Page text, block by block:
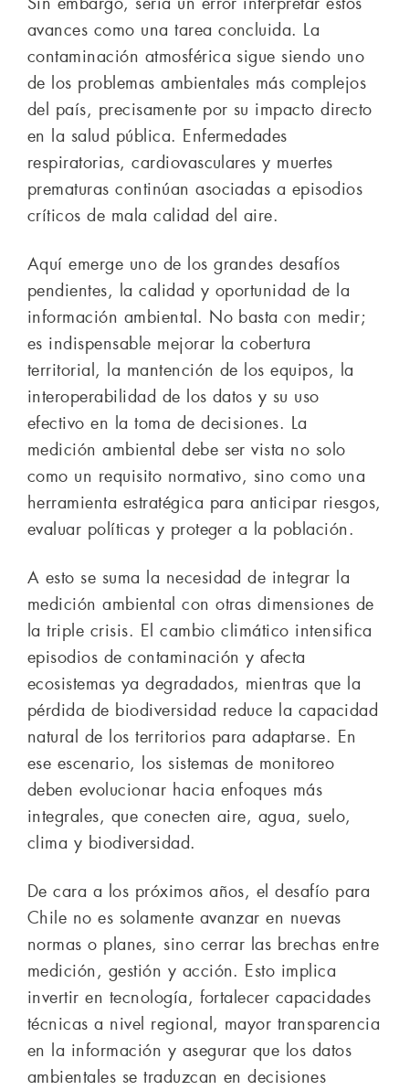
avances como una tarea concluida. La
contaminación atmosférica sigue siendo uno
de los problemas ambientales más complejos
del país, precisamente por su impacto directo
en la salud pública. Enfermedades
respiratorias, cardiovasculares y muertes
prematuras continúan asociadas a episodios
críticos de mala calidad del aire.
Aquí emerge uno de los grandes desafíos
pendientes, la calidad y oportunidad de la
información ambiental. No basta con medir;
es indispensable mejorar la cobertura
territorial, la mantención de los equipos, la
interoperabilidad de los datos y su uso
efectivo en la toma de decisiones. La
medición ambiental debe ser vista no solo
como un requisito normativo, sino como una
herramienta estratégica para anticipar riesgos,
evaluar políticas y proteger a la población.
A esto se suma la necesidad de integrar la
medición ambiental con otras dimensiones de
la triple crisis. El cambio climático intensifica
episodios de contaminación y afecta
ecosistemas ya degradados, mientras que la
pérdida de biodiversidad reduce la capacidad
natural de los territorios para adaptarse. En
ese escenario, los sistemas de monitoreo
deben evolucionar hacia enfoques más
integrales, que conecten aire, agua, suelo,
clima y biodiversidad.
De cara a los próximos años, el desafío para
Chile no es solamente avanzar en nuevas
normas o planes, sino cerrar las brechas entre
medición, gestión y acción. Esto implica
invertir en tecnología, fortalecer capacidades
técnicas a nivel regional, mayor transparencia
en la información y asegurar que los datos
ambientales se traduzcan en decisiones